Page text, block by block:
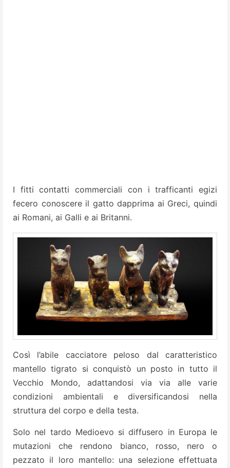
I fitti contatti commerciali con i trafficanti egizi
fecero conoscere il gatto dapprima ai Greci, quindi
ai Romani, ai Galli e ai Britanni.
Così l’abile cacciatore peloso dal caratteristico
mantello tigrato si conquistò un posto in tutto il
Vecchio Mondo, adattandosi via via alle varie
condizioni ambientali e diversificandosi nella
struttura del corpo e della testa.
Solo nel tardo Medioevo si diffusero in Europa le
mutazioni che rendono bianco, rosso, nero o
pezzato il loro mantello: una selezione effettuata